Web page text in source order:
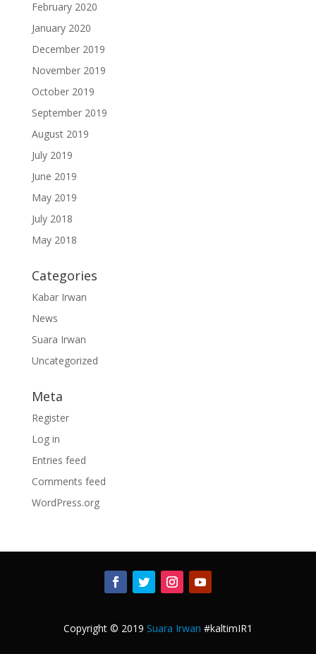
February 2020
January 2020
December 2019
November 2019
October 2019
September 2019
August 2019
July 2019
June 2019
May 2019
July 2018
May 2018
Categories
Kabar Irwan
News
Suara Irwan
Uncategorized
Meta
Register
Log in
Entries feed
Comments feed
WordPress.org
Copyright © 2019 Suara Irwan #kaltimIR1